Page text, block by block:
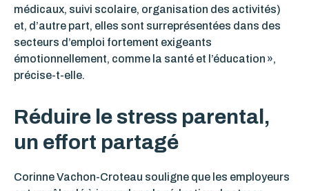
médicaux, suivi scolaire, organisation des activités)
et, d’autre part, elles sont surreprésentées dans des
secteurs d’emploi fortement exigeants
émotionnellement, comme la santé et l’éducation »,
précise-t-elle.
Réduire le stress parental,
un effort partagé
Corinne Vachon-Croteau souligne que les employeurs